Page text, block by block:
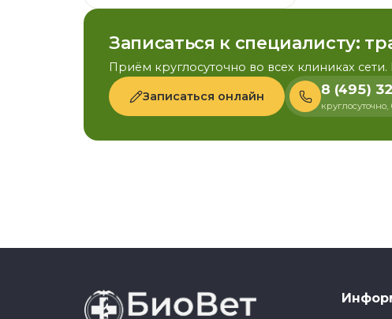
Записаться к специалисту:
Приём круглосуточно во всех клиниках
Записаться онлайн 8 (495)